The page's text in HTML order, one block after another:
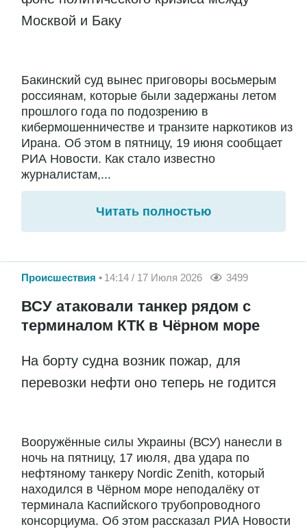
Москвой и Баку
Бакинский суд вынес приговоры восьмерым
россиянам, которые были задержаны летом
прошлого года по подозрению в
кибермошенничестве и транзите наркотиков из
Ирана. Об этом в пятницу, 19 июня сообщает
РИА Новости. Как стало известно
журналистам,...
Читать полностью
Происшествия 14:14 / 17 Июля 2026 3499
ВСУ атаковали танкер рядом с
терминалом КТК в Чёрном море
На борту судна возник пожар, для
перевозки нефти оно теперь не годится
Вооружённые силы Украины (ВСУ) нанесли в
ночь на пятницу, 17 июля, два удара по
нефтяному танкеру Nordic Zenith, который
находился в Чёрном море неподалёку от
терминала Каспийского трубопроводного
консорциума. Об этом рассказал РИА Новости